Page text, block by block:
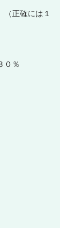
正確には１
０％